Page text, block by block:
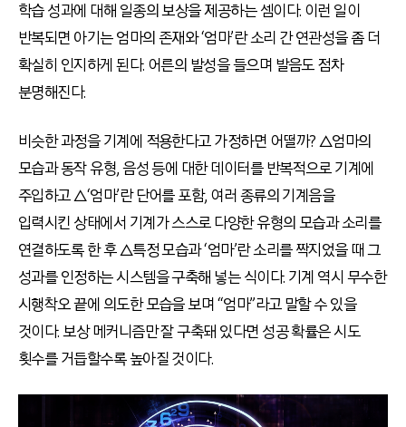
학습 성과에 대해 일종의 보상을 제공하는 셈이다. 이런 일이
반복되면 아기는 엄마의 존재와 ‘엄마’란 소리 간 연관성을 좀 더
확실히 인지하게 된다. 어른의 발성을 들으며 발음도 점차
분명해진다.
비슷한 과정을 기계에 적용한다고 가정하면 어떨까? △엄마의
모습과 동작 유형, 음성 등에 대한 데이터를 반복적으로 기계에
주입하고 △‘엄마’란 단어를 포함, 여러 종류의 기계음을
입력시킨 상태에서 기계가 스스로 다양한 유형의 모습과 소리를
연결하도록 한 후 △특정 모습과 ‘엄마’란 소리를 짝지었을 때 그
성과를 인정하는 시스템을 구축해 넣는 식이다. 기계 역시 무수한
시행착오 끝에 의도한 모습을 보며 “엄마”라고 말할 수 있을
것이다. 보상 메커니즘만 잘 구축돼 있다면 성공 확률은 시도
횟수를 거듭할수록 높아질 것이다.